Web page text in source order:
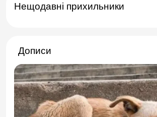
Нещодавні прихильники
Дописи